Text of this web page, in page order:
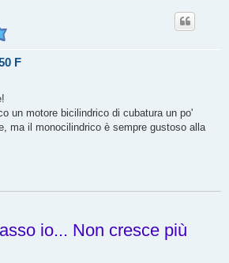
F
un motore bicilindrico di cubatura un po'
ma il monocilindrico è sempre gustoso alla
io... Non cresce più